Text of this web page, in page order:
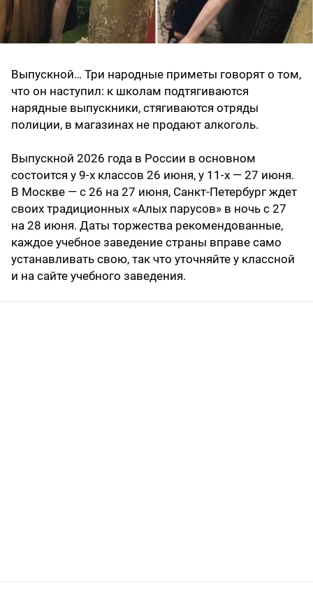
Выпускной… Три народные приметы говорят о том,
что он наступил: к школам подтягиваются
нарядные выпускники, стягиваются отряды
полиции, в магазинах не продают алкоголь.
Выпускной 2026 года в России в основном
состоится у 9-х классов 26 июня, у 11-х — 27 июня.
В Москве — с 26 на 27 июня, Санкт-Петербург ждет
своих традиционных «Алых парусов» в ночь с 27
на 28 июня. Даты торжества рекомендованные,
каждое учебное заведение страны вправе само
устанавливать свою, так что уточняйте у классной
и на сайте учебного заведения.